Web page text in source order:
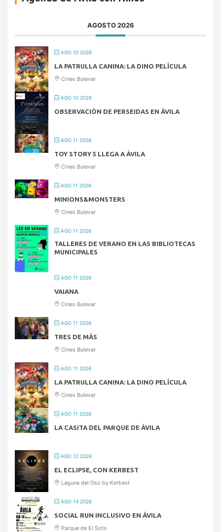
AGOSTO 2026
AGO 10 2026
LA PATRULLA CANINA: LA DINO PELÍCULA
Cines Bulevar
AGO 10 2026
OBSERVACIÓN DE PERSEIDAS EN ÁVILA
AGO 11 2026
TOY STORY 5 LLEGA A ÁVILA
Cines Bulevar
AGO 11 2026
MINIONS&MONSTERS
Cines Bulevar
AGO 11 2026
TALLERES DE VERANO EN LAS BIBLIOTECAS
MUNICIPALES
AGO 11 2026
VAIANA
Cines Bulevar
AGO 11 2026
TRES DE MÁS
Cines Bulevar
AGO 11 2026
LA PATRULLA CANINA: LA DINO PELÍCULA
Cines Bulevar
AGO 11 2026
LA CASITA DEL PARQUE DE ÁVILA
AGO 12 2026
EL ECLIPSE, CON KERBEST
Laguna del Oso by Kerbest
AGO 14 2026
SOCIAL RUN INCLUSIVO EN ÁVILA
Parque de El Soto